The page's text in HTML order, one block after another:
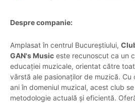
Despre companie:
Amplasat în centrul Bucureștiului,
GAN's Music este recunoscut ca un
educației muzicale, orientat către
vârstă ale pasionaților de muzică. Cu
ani în domeniul muzical, acest club
metodologie actuală și eficientă.